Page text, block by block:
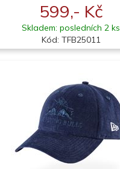
599,- Kč
Skladem: posledních 2 ks
Kód: TFB25011